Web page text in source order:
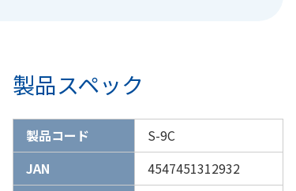
製品スペック
製品コード
S-9C
JAN
4547451312932